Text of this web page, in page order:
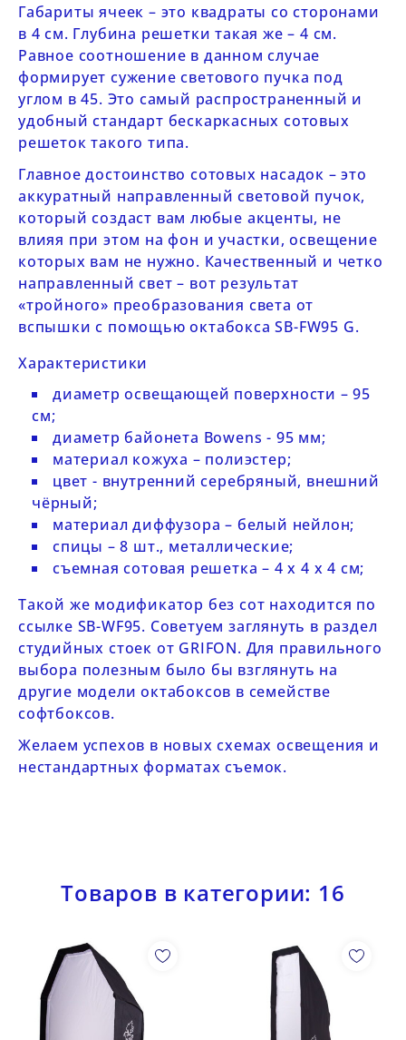
Габариты ячеек – это квадраты со сторонами
в 4 см. Глубина решетки такая же – 4 см.
Равное соотношение в данном случае
формирует сужение светового пучка под
углом в 45. Это самый распространенный и
удобный стандарт бескаркасных сотовых
решеток такого типа.
Главное достоинство сотовых насадок – это
аккуратный направленный световой пучок,
который создаст вам любые акценты, не
влияя при этом на фон и участки, освещение
которых вам не нужно. Качественный и четко
направленный свет – вот результат
«тройного» преобразования света от
вспышки с помощью октабокса SB-FW95 G.
Характеристики
диаметр освещающей поверхности – 95
см;
диаметр байонета Bowens - 95 мм;
материал кожуха – полиэстер;
цвет - внутренний серебряный, внешний
чёрный;
материал диффузора – белый нейлон;
спицы – 8 шт., металлические;
съемная сотовая решетка – 4 х 4 х 4 см;
Такой же модификатор без сот находится по
ссылке SB-WF95. Советуем заглянуть в раздел
студийных стоек от GRIFON. Для правильного
выбора полезным было бы взглянуть на
другие модели октабоксов в семействе
софтбоксов.
Желаем успехов в новых схемах освещения и
нестандартных форматах съемок.
Товаров в категории: 16